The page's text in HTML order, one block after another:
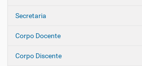
e
a
ç
Secretaria
Corpo Docente
Corpo Discente